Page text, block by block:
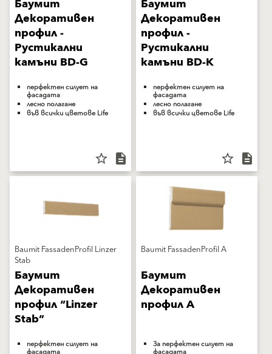
Декоративен
профил -
Рустикални
камъни BD-G
перфектен силует на
фасадата
лесно полагане
във всички цветове Life
star_border description
Декоративен
профил -
Рустикални
камъни BD-K
перфектен силует на
фасадата
лесно полагане
във всички цветове Life
star_border description
Baumit FassadenProfil Linzer
Stab
Баумит
Декоративен
профил “Linzer
Stab”
перфектен силует на
Baumit FassadenProfil A
Баумит
Декоративен
профил A
За перфектен силует на